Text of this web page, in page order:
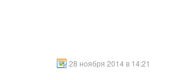
28 ноября 2014 в 14:21